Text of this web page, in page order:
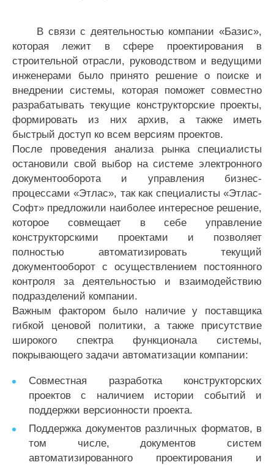
В связи с деятельностью компании «Базис»,
которая лежит в сфере проектирования в
строительной отрасли, руководством и ведущими
инженерами было принято решение о поиске и
внедрении системы, которая поможет совместно
разрабатывать текущие конструкторские проекты,
формировать из них архив, а также иметь
быстрый доступ ко всем версиям проектов.
После проведения анализа рынка специалисты
остановили свой выбор на системе электронного
документооборота и управления бизнес-
процессами «Этлас», так как специалисты «Этлас-
Софт» предложили наиболее интересное решение,
которое совмещает в себе управление
конструкторскими проектами и позволяет
полностью автоматизировать текущий
документооборот с осуществлением постоянного
контроля за деятельностью и взаимодействию
подразделений компании.
Важным фактором было наличие у поставщика
гибкой ценовой политики, а также присутствие
широкого спектра функционала системы,
покрывающего задачи автоматизации компании:
Совместная разработка конструкторских
проектов с наличием истории событий и
поддержки версионности проекта.
Поддержка документов различных форматов, в
том числе, документов систем
автоматизированного проектирования и